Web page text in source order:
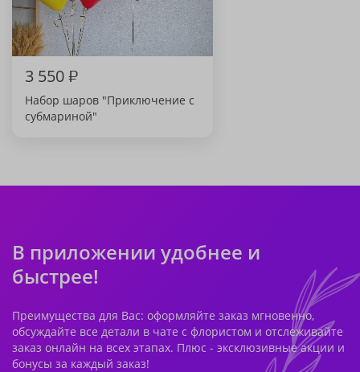
3 550₽
Набор шаров "Приключение с
субмариной"
В приложении удобнее и
быстрее!
Преимущества для Вас: оформляйте заказ мгновенно,
обсуждайте все детали в чате с флористом и отслеживайте
заказ онлайн на всех этапах. Плюс - эксклюзивные акции и
бонусы за каждый заказ!